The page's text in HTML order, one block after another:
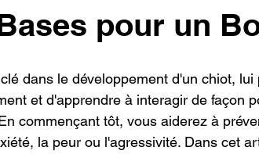
pour un
dans le développement d'un chiot, lui
et d'apprendre à interagir de façon
commençant tôt, vous aiderez à
la peur ou l'agressivité. Dans cet